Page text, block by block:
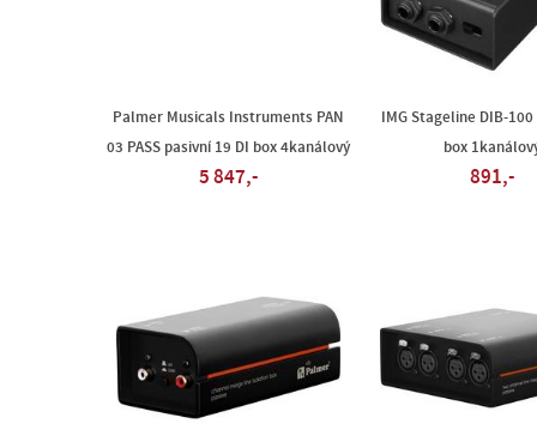
Palmer Musicals Instruments PAN
03 PASS pasivní 19 DI box 4kanálový
5 847,-
IMG Stageline DIB-
box
891,-